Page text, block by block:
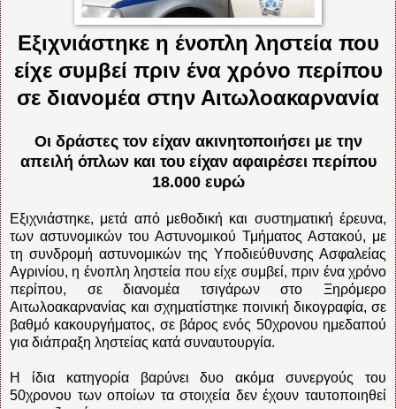
Εξιχνιάστηκε η ένοπλη ληστεία που
είχε συμβεί πριν ένα χρόνο περίπου
σε διανομέα στην Αιτωλοακαρνανία
Οι δράστες τον είχαν ακινητοποιήσει με την
απειλή όπλων και του είχαν αφαιρέσει περίπου
18.000 ευρώ
Εξιχνιάστηκε, μετά από μεθοδική και συστηματική έρευνα,
των αστυνομικών του Αστυνομικού Τμήματος Αστακού, με
τη συνδρομή αστυνομικών της Υποδιεύθυνσης Ασφαλείας
Αγρινίου, η ένοπλη ληστεία που είχε συμβεί, πριν ένα χρόνο
περίπου, σε διανομέα τσιγάρων στο Ξηρόμερο
Αιτωλοακαρνανίας και σχηματίστηκε ποινική δικογραφία, σε
βαθμό κακουργήματος, σε βάρος ενός 50χρονου ημεδαπού
για διάπραξη ληστείας κατά συναυτουργία.
Η ίδια κατηγορία βαρύνει δυο ακόμα συνεργούς του
50χρονου των οποίων τα στοιχεία δεν έχουν ταυτοποιηθεί